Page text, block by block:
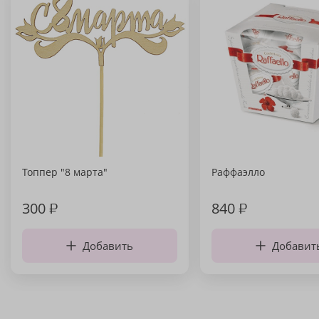
Топпер "8 марта"
300₽
Добавить
Раффаэлло
840₽